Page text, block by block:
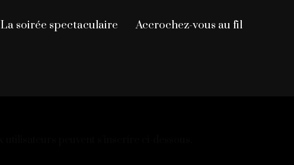
La soirée spectaculaire Accrochez-vous au fil